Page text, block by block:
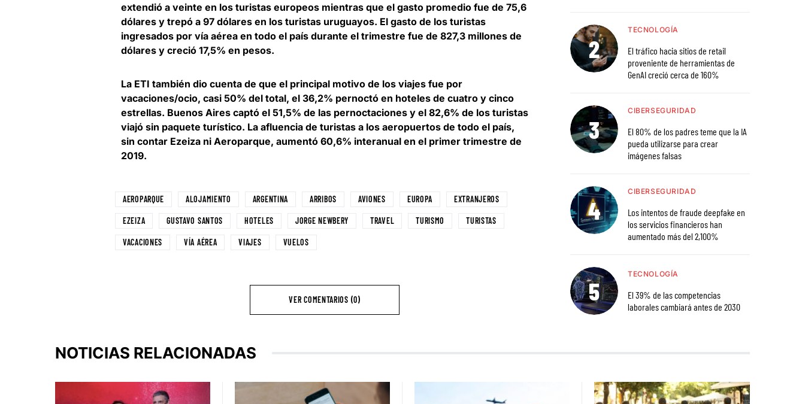
extendió a veinte en los turistas europeos mientras que el gasto promedio fue de 75,6
dólares y trepó a 97 dólares en los turistas uruguayos. El gasto de los turistas
ingresados por vía aérea en todo el país durante el trimestre fue de 827,3 millones de
dólares y creció 17,5% en pesos.
La ETI también dio cuenta de que el principal motivo de los viajes fue por
vacaciones/ocio, casi 50% del total, el 36,2% pernoctó en hoteles de cuatro y cinco
estrellas. Buenos Aires captó el 51,5% de las pernoctaciones y el 82,6% de los turistas
viajó sin paquete turístico. La afluencia de turistas a los aeropuertos de todo el país,
sin contar Ezeiza ni Aeroparque, aumentó 60,6% interanual en el primer trimestre de
2019.
AEROPARQUE ALOJAMIENTO ARGENTINA ARRIBOS AVIONES EUROPA EXTRANJEROS
EZEIZA GUSTAVO SANTOS HOTELES JORGE NEWBERY TRAVEL TURISMO TURISTAS
VACACIONES VÍA AÉREA VIAJES VUELOS
VER COMENTARIOS (0)
TECNOLOGÍA
El tráfico hacia sitios de retail
proveniente de herramientas de
GenAI creció cerca de 160%
CIBERSEGURIDAD
El 80% de los padres teme que la IA
pueda utilizarse para crear
imágenes falsas
CIBERSEGURIDAD
Los intentos de fraude deepfake en
los servicios financieros han
aumentado más del 2,100%
TECNOLOGÍA
El 39% de las competencias
laborales cambiará antes de 2030
NOTICIAS RELACIONADAS